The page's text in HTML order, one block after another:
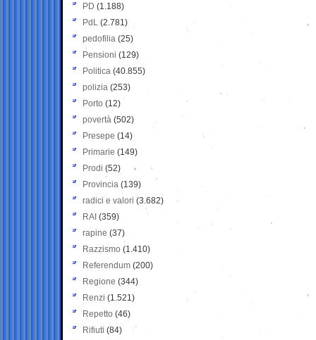
PD (1.188)
PdL (2.781)
pedofilia (25)
Pensioni (129)
Politica (40.855)
polizia (253)
Porto (12)
povertà (502)
Presepe (14)
Primarie (149)
Prodi (52)
Provincia (139)
radici e valori (3.682)
RAI (359)
rapine (37)
Razzismo (1.410)
Referendum (200)
Regione (344)
Renzi (1.521)
Repetto (46)
Rifiuti (84)